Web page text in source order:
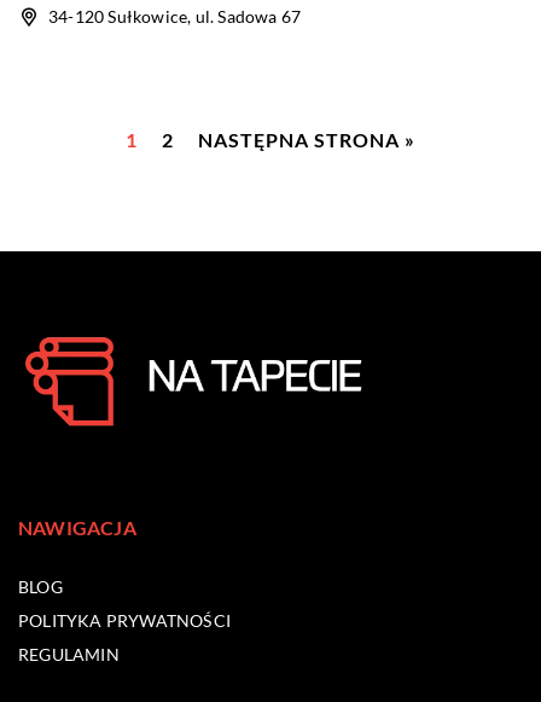
34-120 Sułkowice, ul. Sadowa 67
1 2 NASTĘPNA STRONA »
NAWIGACJA
BLOG
POLITYKA PRYWATNOŚCI
REGULAMIN